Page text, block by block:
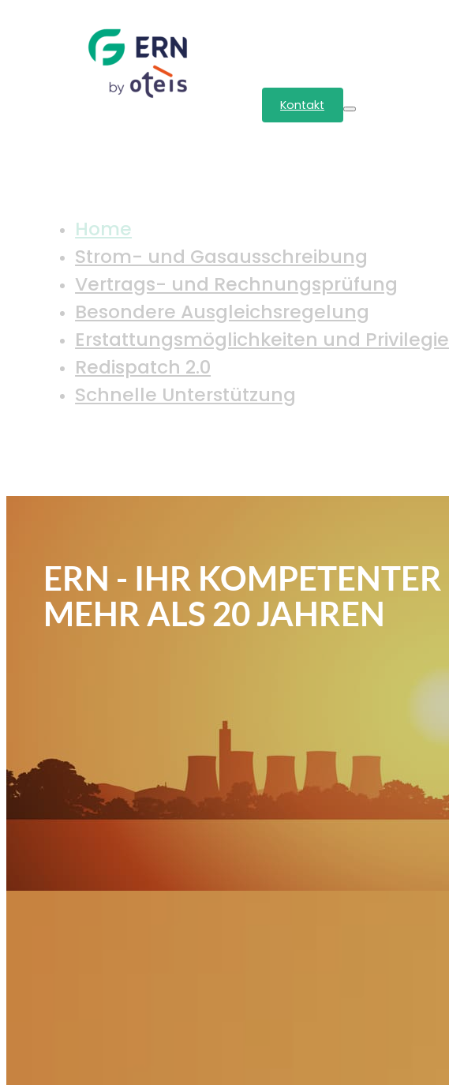
Kontakt
Home
Strom- und Gasausschreibung
Vertrags- und Rechnungsprüfung
Besondere Ausgleichsregelung
Erstattungsmöglichkeiten und
Redispatch 2.0
Schnelle Unterstützung
ERN - IHR
MEHR ALS 20 JAHREN